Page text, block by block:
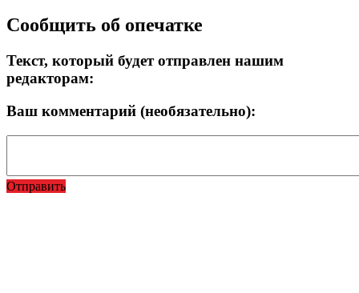
Сообщить об опечатке
Текст, который будет отправлен нашим
редакторам:
Ваш комментарий (необязательно):
Отправить